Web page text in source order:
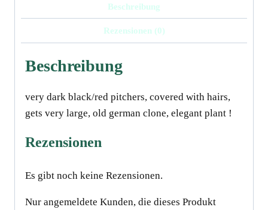
German
Beschreibung
Rezensionen (0)
Beschreibung
very dark black/red pitchers, covered with hairs,
gets very large, old german clone, elegant plant !
Rezensionen
Es gibt noch keine Rezensionen.
Nur angemeldete Kunden, die dieses Produkt